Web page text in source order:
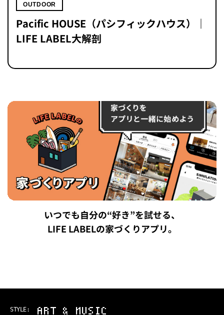
OUTDOOR
Pacific HOUSE（パシフィックハウス）｜
LIFE LABEL大解剖
いつでも自分の“好き”を試せる、
LIFE LABELの家づくりアプリ。
STYLE: ART & MUSIC